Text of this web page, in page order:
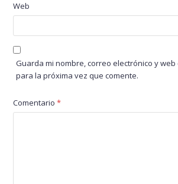
Web
Guarda mi nombre, correo electrónico y
para la próxima vez que comente.
Comentario*